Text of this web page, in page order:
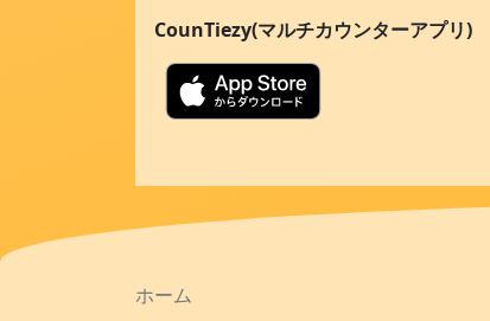
CounTiezy(マルチカウンターアプリ)
ホーム